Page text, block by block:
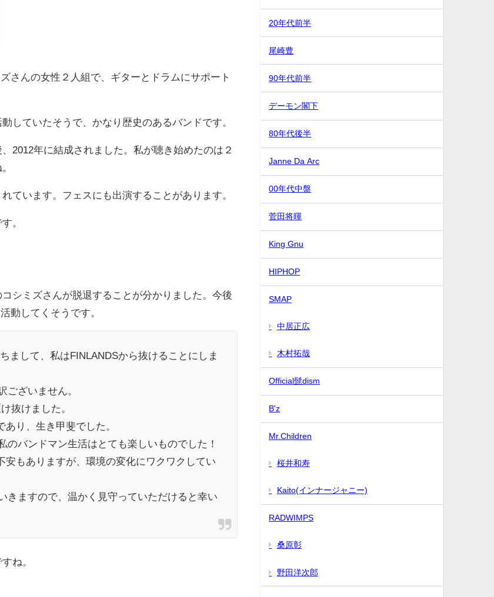
さんの女性２人組で、ギターとドラムにサポート
していたそうで、かなり歴史のあるバンドです。
2012年に結成されました。私が聴き始めたのは２
ています。フェスにも出演することがあります。
。
シミズさんが脱退することが分かりました。今後
動してくそうです。
まして、私はFINLANDSから抜けることにしま
ございません。
抜けました。
り、生き甲斐でした。
のバンドマン生活はとても楽しいものでした！
安もありますが、環境の変化にワクワクしてい
きますので、温かく見守っていただけると幸い
ね。
20年代前半
尾崎豊
90年代前半
デーモン閣下
80年代後半
Janne Da Arc
00年代中盤
菅田将暉
King Gnu
HIPHOP
SMAP
中居正広
木村拓哉
Official髭dism
B'z
Mr.Children
桜井和寿
Kaito(インナージャニー)
RADWIMPS
桑原彰
野田洋次郎